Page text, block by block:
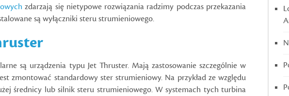
zdarzają się nietypowe rozwiązania radzimy podczas przekazania
są wyłączniki steru strumieniowego.
są urządzenia typu Jet Thruster. Mają zastosowanie szczególnie w
zmontować standardowy ster strumieniowy. Na przykład ze względu
średnicy lub silnik steru strumieniowego. W systemach tych turbina